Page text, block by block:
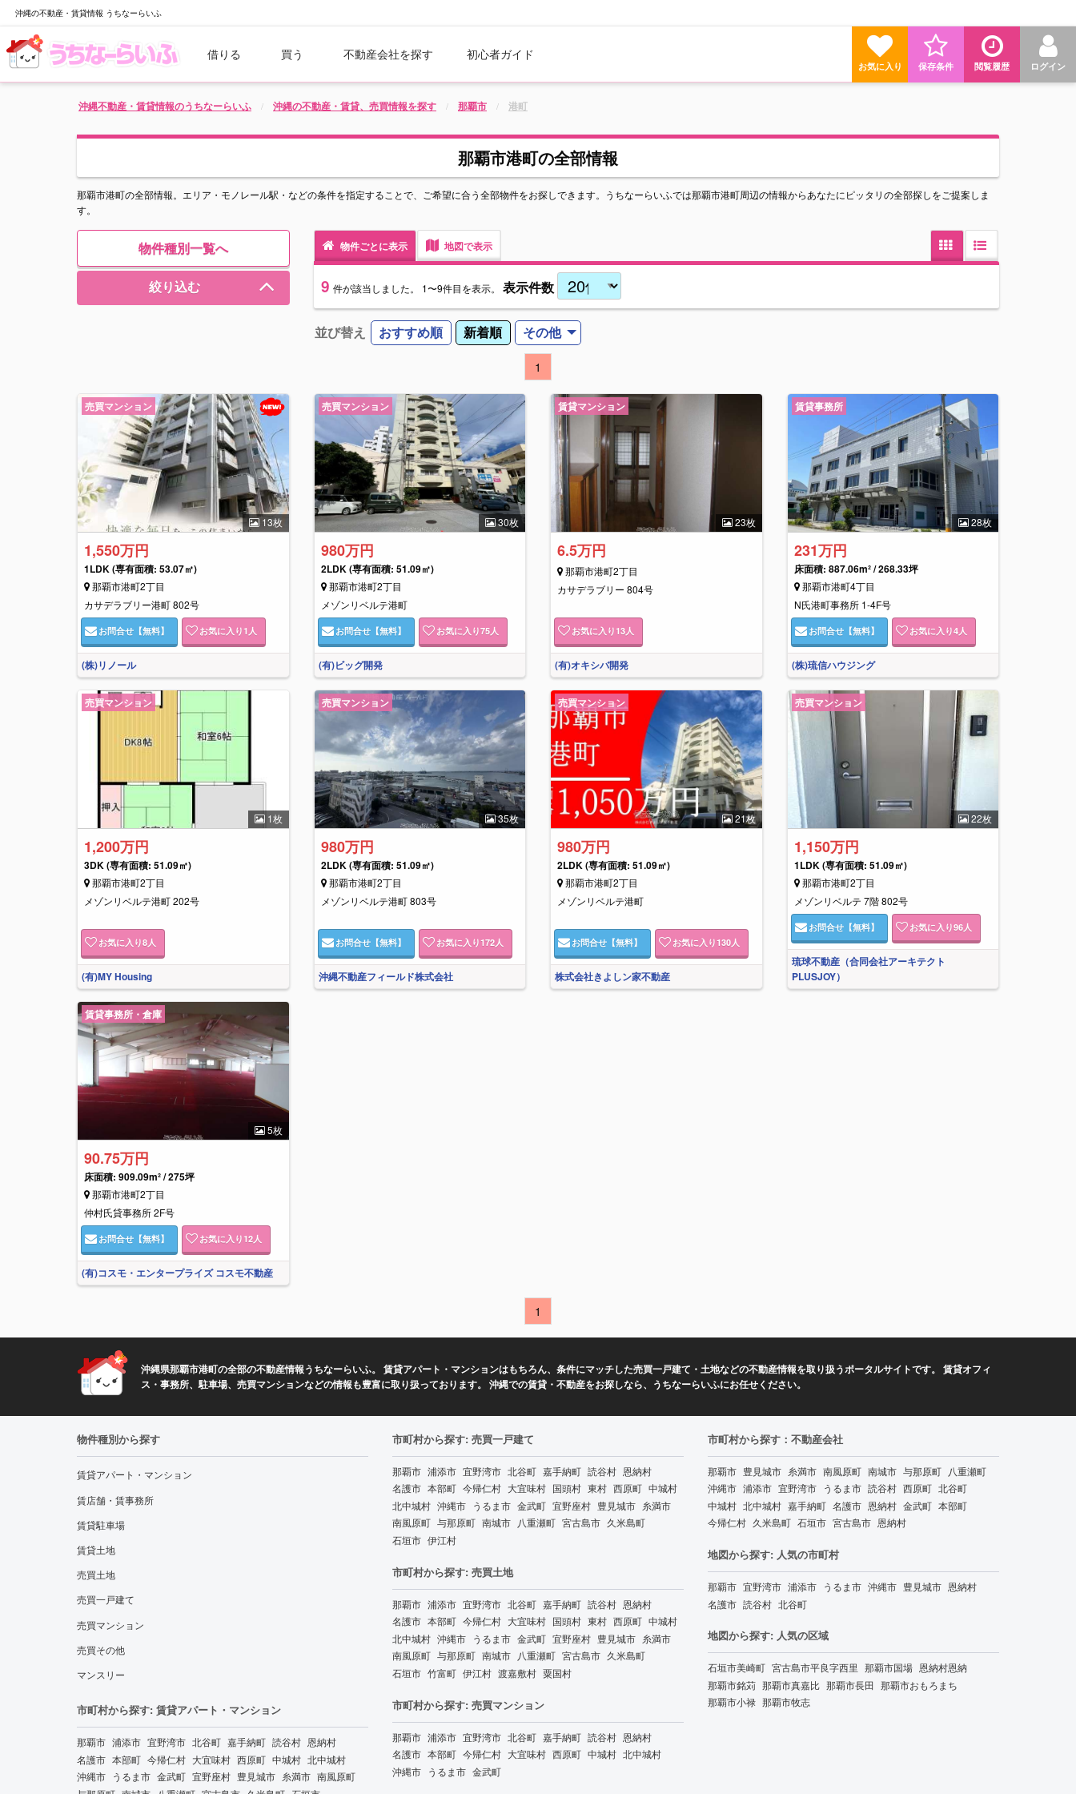
沖縄の不動産・賃貸情報 うちなーらいふ
借りる 買う 不動産会社を探す 初心者ガイド
ログイン
閲覧履歴
保存条件
お気に入り
沖縄不動産・賃貸情報のうちなーらいふ 沖縄の不動産・賃貸、売買情報を探す 那覇市 港町
那覇市港町の全部情報
那覇市港町の全部情報。エリア・モノレール駅・などの条件を指定することで、ご希望に合う全部物件をお探しできます。うちなーらいふでは那覇市港町周辺の情報からあなたにピッタリの全部探しをご提案しま
す。
物件種別一覧へ
絞り込む
物件ごとに表示 地図で表示
9 件が該当しました。 1〜9件目を表示。 表示件数
並び替え おすすめ順 新着順 その他
1
13枚
売買マンション
1,550万円
1LDK(専有面積: 53.07㎡)
那覇市港町2丁目
カサデラブリー港町 802号
お問合せ 【無料】 お気に入り1 人
(株)リノール
30枚
売買マンション
980万円
2LDK(専有面積: 51.09㎡)
那覇市港町2丁目
メゾンリベルテ港町
お問合せ【無料】 お気に入り75人
(有)ビッグ開発
23枚
賃貸マンション
6.5万円
那覇市港町2丁目
カサデラブリー 804号
お気に入り13 人
(有)オキシバ開発
28枚
賃貸事務所
231万円
床面積: 887.06m² / 268.33坪
那覇市港町4丁目
N氏港町事務所 1-4F号
お問合せ【無料】 お気に入り4人
(株)琉信ハウジング
1枚
売買マンション
1,200万円
3DK(専有面積: 51.09㎡)
那覇市港町2丁目
メゾンリベルテ港町 202号
お気に入り8 人
(有)MY Housing
35枚
売買マンション
980万円
2LDK(専有面積: 51.09㎡)
那覇市港町2丁目
メゾンリベルテ港町 803号
お問合せ【無料】 お気に入り172人
沖縄不動産フィールド株式会社
21枚
売買マンション
980万円
2LDK(専有面積: 51.09㎡)
那覇市港町2丁目
メゾンリベルテ港町
お問合せ 【無料】 お気に入り130 人
株式会社きよしン家不動産
22枚
売買マンション
1,150万円
1LDK(専有面積: 51.09㎡)
那覇市港町2丁目
メゾンリベルテ 7階 802号
お問合せ【無料】 お気に入り96人
琉球不動産（合同会社アーキテクト
PLUSJOY）
5枚
賃貸事務所・倉庫
90.75万円
床面積: 909.09m² / 275坪
那覇市港町2丁目
仲村氏貸事務所 2F号
お問合せ 【無料】 お気に入り12 人
(有)コスモ・エンタープライズ コスモ不動産
1
沖縄県那覇市港町の全部の不動産情報うちなーらいふ。 賃貸アパート・マンションはもちろん、条件にマッチした売買一戸建て・土地などの不動産情報を取り扱うポータルサイトです。 賃貸オフィ
ス・事務所、駐車場、売買マンションなどの情報も豊富に取り扱っております。 沖縄での賃貸・不動産をお探しなら、うちなーらいふにお任せください。
物件種別から探す
賃貸アパート・マンション
賃店舗・賃事務所
賃貸駐車場
賃貸土地
売買土地
売買一戸建て
売買マンション
売買その他
マンスリー
市町村から探す: 賃貸アパート・マンション
那覇市 浦添市 宜野湾市 北谷町 嘉手納町 読谷村 恩納村
名護市 本部町 今帰仁村 大宜味村 西原町 中城村 北中城村
沖縄市 うるま市 金武町 宜野座村 豊見城市 糸満市 南風原町
市町村から探す: 売買一戸建て
那覇市 浦添市 宜野湾市 北谷町 嘉手納町 読谷村 恩納村
名護市 本部町 今帰仁村 大宜味村 国頭村 東村 西原町 中城村
北中城村 沖縄市 うるま市 金武町 宜野座村 豊見城市 糸満市
南風原町 与那原町 南城市 八重瀬町 宮古島市 久米島町
石垣市 伊江村
市町村から探す: 売買土地
那覇市 浦添市 宜野湾市 北谷町 嘉手納町 読谷村 恩納村
名護市 本部町 今帰仁村 大宜味村 国頭村 東村 西原町 中城村
北中城村 沖縄市 うるま市 金武町 宜野座村 豊見城市 糸満市
南風原町 与那原町 南城市 八重瀬町 宮古島市 久米島町
石垣市 竹富町 伊江村 渡嘉敷村 粟国村
市町村から探す: 売買マンション
那覇市 浦添市 宜野湾市 北谷町 嘉手納町 読谷村 恩納村
名護市 本部町 今帰仁村 大宜味村 西原町 中城村 北中城村
沖縄市 うるま市 金武町
市町村から探す：不動産会社
那覇市 豊見城市 糸満市 南風原町 南城市 与那原町 八重瀬町
沖縄市 浦添市 宜野湾市 うるま市 読谷村 西原町 北谷町
中城村 北中城村 嘉手納町 名護市 恩納村 金武町 本部町
今帰仁村 久米島町 石垣市 宮古島市 恩納村
地図から探す: 人気の市町村
那覇市 宜野湾市 浦添市 うるま市 沖縄市 豊見城市 恩納村
名護市 読谷村 北谷町
地図から探す: 人気の区域
石垣市美崎町 宮古島市平良字西里 那覇市国場 恩納村恩納
那覇市銘苅 那覇市真嘉比 那覇市長田 那覇市おもろまち
那覇市小禄 那覇市牧志